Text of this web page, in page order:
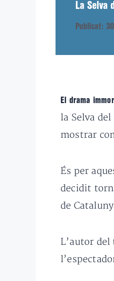
La Selva
Publicat:
El drama
la Selva
mostrar
És per
decidit
de
L’autor del